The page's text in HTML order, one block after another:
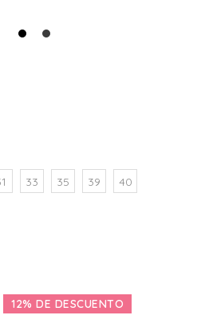
33 35 39 40
12% DE DESCUENTO